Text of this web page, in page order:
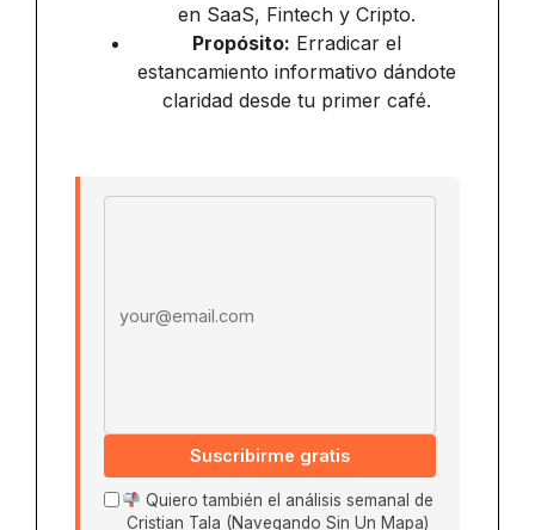
en SaaS, Fintech y Cripto.
Propósito: Erradicar el
estancamiento informativo dándote
claridad desde tu primer café.
Suscribirme gratis
Quiero también el análisis semanal de
Cristian Tala (Navegando Sin Un Mapa)